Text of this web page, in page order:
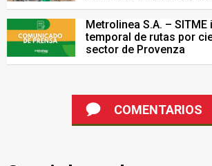
Pruebas Saber del 26
Metrolinea S.A. –
temporal de rutas por
sector de Provenza
COMENTARIOS